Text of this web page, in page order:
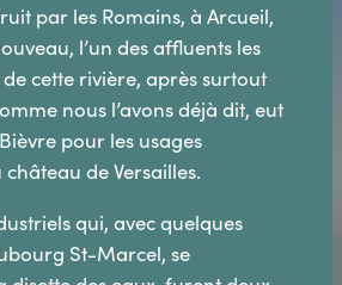
par les Romains, à Arcueil,
l’un des affluents les
cette rivière, après surtout
nous l’avons déjà dit, eut
pour les usages
de Versailles.
qui, avec quelques
St-Marcel, se